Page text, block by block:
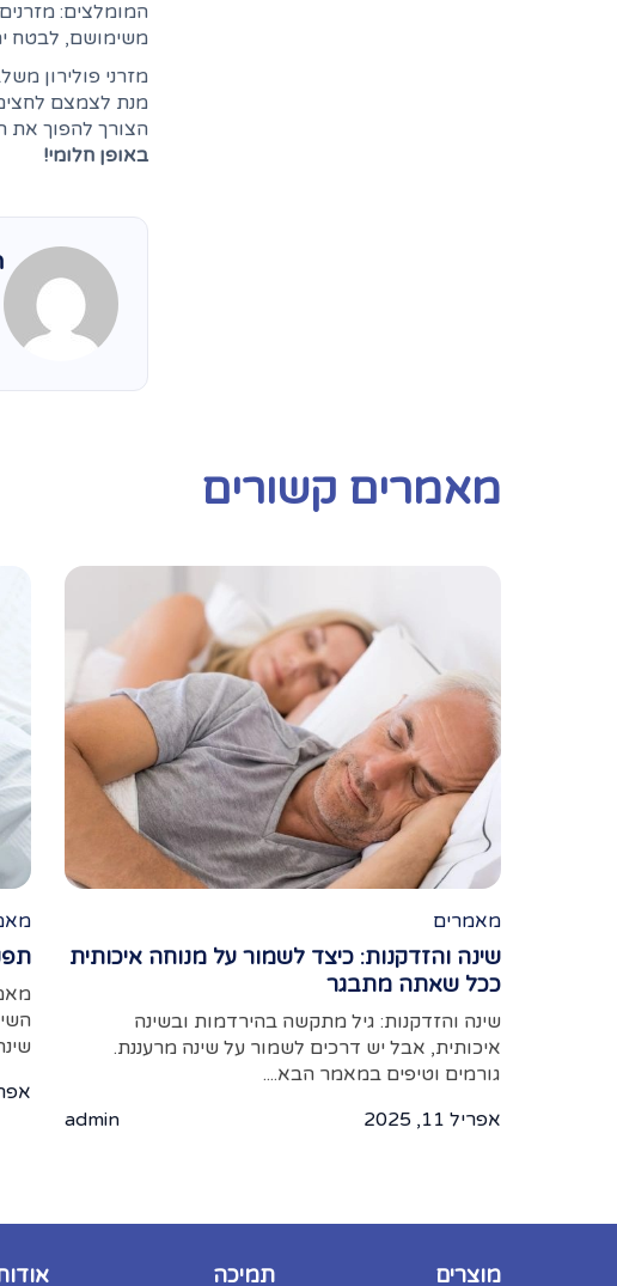
המומלצים:
משימושם, לבטח
מזרני פולירון
מנת לצמצם
הצורך להפוך את
באופן חלומי!
מאמרים קשורים
מאמרים
שינה והזדקנות: כיצד לשמור על מנוחה איכותית
ככל שאתה מתבגר
שינה והזדקנות: גיל מתקשה בהירדמות ובשינה
איכותית, אבל יש דרכים לשמור על שינה מרעננת.
גורמים וטיפים במאמר הבא....
אפריל 11, 2025
admin
אפריל
מוצרים תמיכה